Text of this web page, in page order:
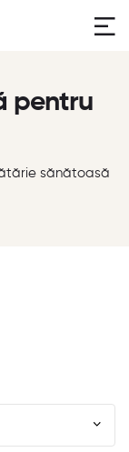
pentru
sănătoasă